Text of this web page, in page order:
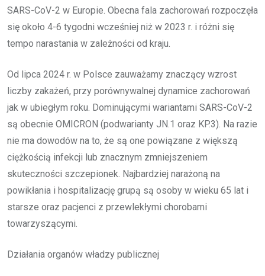
SARS-CoV-2 w Europie. Obecna fala zachorowań rozpoczęła
się około 4-6 tygodni wcześniej niż w 2023 r. i różni się
tempo narastania w zależności od kraju.
Od lipca 2024 r. w Polsce zauważamy znaczący wzrost
liczby zakażeń, przy porównywalnej dynamice zachorowań
jak w ubiegłym roku. Dominującymi wariantami SARS-CoV-2
są obecnie OMICRON (podwarianty JN.1 oraz KP.3). Na razie
nie ma dowodów na to, że są one powiązane z większą
ciężkością infekcji lub znacznym zmniejszeniem
skuteczności szczepionek. Najbardziej narażoną na
powikłania i hospitalizację grupą są osoby w wieku 65 lat i
starsze oraz pacjenci z przewlekłymi chorobami
towarzyszącymi.
Działania organów władzy publicznej